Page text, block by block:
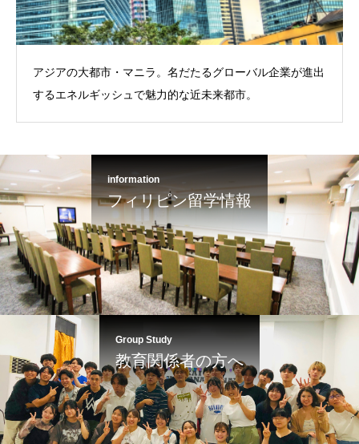
アジアの大都市・マニラ。名だたるグローバル企業が進出
するエネルギッシュで魅力的な近未来都市。
information
フィリピン留学情報
Group Study
教育関係者の方へ